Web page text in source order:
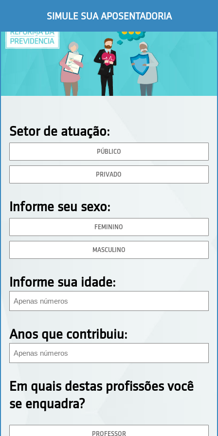
SIMULE SUA APOSENTADORIA
Setor de atuação:
PÚBLICO
PRIVADO
Informe seu sexo:
FEMININO
MASCULINO
Informe sua idade:
Anos que contribuiu:
Em quais destas profissões você
se enquadra?
PROFESSOR